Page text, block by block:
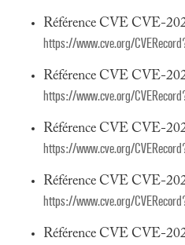
Référence CVE CVE-
https://www.cve.org/
Référence CVE CVE-
https://www.cve.org/
Référence CVE CVE-
https://www.cve.org/
Référence CVE CVE-
https://www.cve.org/
Référence CVE CVE-